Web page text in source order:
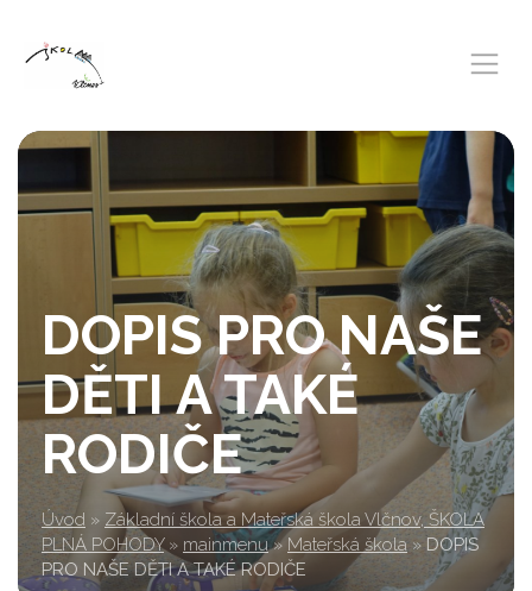
DOPIS PRO NAŠE
DĚTI A TAKÉ
RODIČE
Úvod » Základní škola a Mateřská škola Vlčnov, ŠKOLA
PLNÁ POHODY » mainmenu » Mateřská škola » DOPIS
PRO NAŠE DĚTI A TAKÉ RODIČE